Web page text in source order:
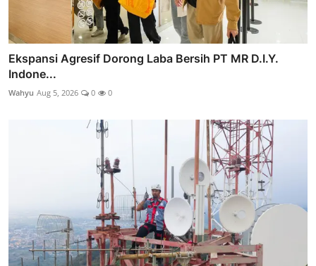
Ekspansi Agresif Dorong Laba Bersih PT MR D.I.Y.
Indone...
Wahyu Aug 5, 2026 0 0